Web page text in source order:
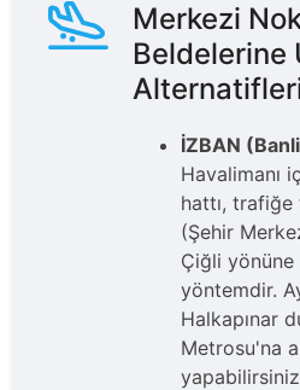
Merkezi
Beldelerine
İZBAN
Havalimanı
hattı, trafiğe
(Şehir
Çiğli yönüne
yöntemdir.
Halkapınar
Metrosu'na